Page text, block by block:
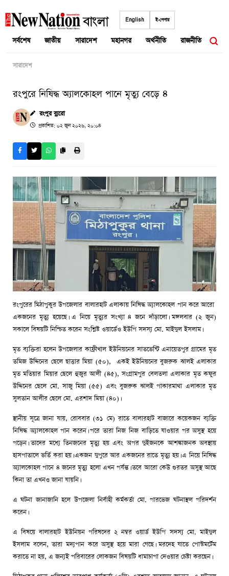
to
English ই-পেপার
সর্বশেষ জাতীয় সারাদেশ মহানগর অর্থনীতি রাজনীতি
সারাদেশ
রংপুরে নিষিদ্ধ অ্যালকোহল পানে মৃত্যু বেড়ে ৪
রংপুর ব্যুরো
প্রকাশিত: ০২ জুন ২০২৬, ২০:০৪
রংপুরের মিঠাপুকুর উপজেলার বালারহাট এলাকায় নিষিদ্ধ অ্যালকোহল পান করে আরো
একজনের মৃত্যু হয়েছে। এ নিয়ে মৃত্যুর সংখ্যা ৪ জনে দাঁড়ালো। মঙ্গলবার (২ জুন)
সকালে বিষয়টি নিশ্চিত করেন সংশ্লিষ্ট ওয়ার্ডেও ইউপি সদস্য মো. মাইদুল ইসলাম।
মৃত ব্যক্তিরা হলেন উপজেলার কাফ্রীখাল ইউনিয়নের সাতভেন্টি এনায়েতপুর গ্রামের মৃত
তমিজ উদ্দিনের ছেলে ছাত্তার মিয়া (৫০), একই ইউনিয়নের বুজরুক ঝালই এলাকার
মৃত মতিয়ার মিয়ার ছেলে হুজুর আলী (৪৫), সংগ্রামপুর বেলতলা এলাকার মৃত কফুর
উদ্দিনের ছেলে মো. সাজু মিয়া (৫৫) এবং বুজরুক ঝালই পাকারমাথা এলাকার মৃত
সুলতান আলীর ছেলে মো. এরশাদ মিয়া (৪০)।
স্থানীয় সূত্রে জানা যায়, রোববার (৩১ মে) রাতে বালারহাট বাজারে কয়েকজন ব্যক্তি
নিষিদ্ধ অ্যালকোহল পান করেন। পরে তারা নিজ নিজ বাড়িতে যাওয়ার পর অসুস্থ হয়ে
পড়েন। তাদের মধ্যে তিনজনের মৃত্যু হয় এবং অপর দুইজনকে আশঙ্কাজনক অবস্থায়
হাসপাতালে ভর্তি করা হয়। একজন দুপুরে আর একজনের রাতে মৃত্যু হয়। এ নিয়ে নিষিদ্ধ
অ্যালকোহল পানে ৪ জনের মৃত্যু হলো এখন পর্যন্ত। তবে আরো কেউ গুরতর অসুস্থ আছে
কিনা তা এখনও জানা যায়নি।
এ ঘটনা জানাজানি হলে উপজেলা নির্বাহী কর্মকর্তা মো. পারভেজ ঘটনাস্থল পরিদর্শন
করেন।
এ বিষয়ে বালারহাট ইউনিয়ন পরিষদের ২ নম্বর ওয়ার্ড ইউপি সদস্য মো. মাইদুল
ইসলাম বলেন, তারা মদ্যপান করে অসুস্থ হয়ে মারা গেছে। মরদেহ যাতে পোস্টমর্টেম
করাতে না হয়, এ জন্যই পরিবারের লোকজন বিষয়টি ধামাচাপা দেওয়ার চেষ্টা করছেন।